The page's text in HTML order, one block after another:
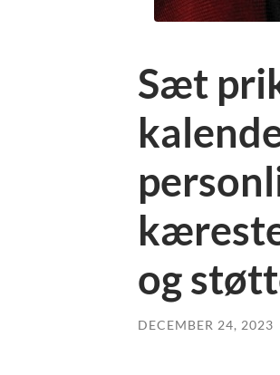
Sæt
og
DECEMBER 24, 2023